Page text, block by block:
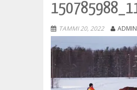
TAMMI 20, 2022 ADMIN